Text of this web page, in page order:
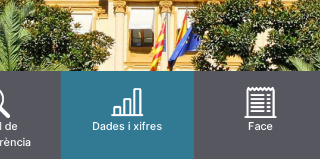
de
Dades i xifres Face